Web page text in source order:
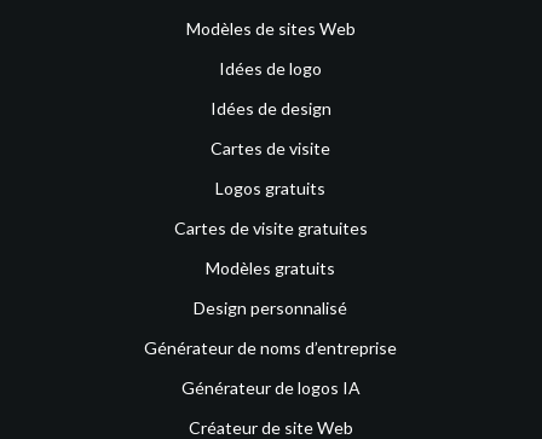
Modèles de sites Web
Idées de logo
Idées de design
Cartes de visite
Logos gratuits
Cartes de visite gratuites
Modèles gratuits
Design personnalisé
Générateur de noms d’entreprise
Générateur de logos IA
Créateur de site Web